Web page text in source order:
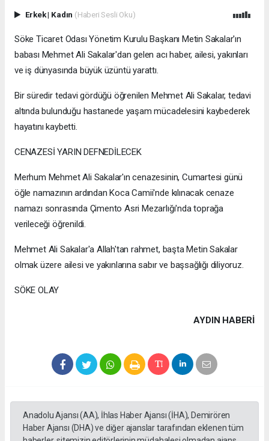
Erkek| Kadın (Haberi Sesli Oku)
Söke Ticaret Odası Yönetim Kurulu Başkanı Metin Sakalar'ın
babası Mehmet Ali Sakalar'dan gelen acı haber, ailesi, yakınları
ve iş dünyasında büyük üzüntü yarattı.
Bir süredir tedavi gördüğü öğrenilen Mehmet Ali Sakalar, tedavi
altında bulunduğu hastanede yaşam mücadelesini kaybederek
hayatını kaybetti.
CENAZESİ YARIN DEFNEDİLECEK
Merhum Mehmet Ali Sakalar'ın cenazesinin, Cumartesi günü
öğle namazının ardından Koca Camii'nde kılınacak cenaze
namazı sonrasında Çimento Asri Mezarlığı'nda toprağa
verileceği öğrenildi.
Mehmet Ali Sakalar'a Allah'tan rahmet, başta Metin Sakalar
olmak üzere ailesi ve yakınlarına sabır ve başsağlığı diliyoruz.
SÖKE OLAY
AYDIN HABERİ
Anadolu Ajansı (AA), İhlas Haber Ajansı (İHA), Demirören
Haber Ajansı (DHA) ve diğer ajanslar tarafından eklenen tüm